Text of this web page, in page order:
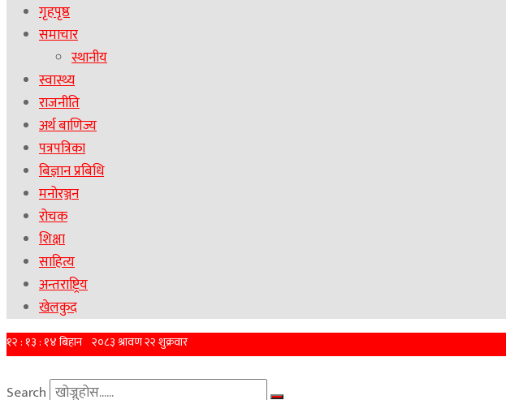
गृहपृष्ठ
समाचार
स्थानीय
स्वास्थ्य
राजनीति
अर्थ बाणिज्य
पत्रपत्रिका
बिज्ञान प्रबिधि
मनोरञ्जन
रोचक
शिक्षा
साहित्य
अन्तराष्ट्रिय
खेलकुद
Search